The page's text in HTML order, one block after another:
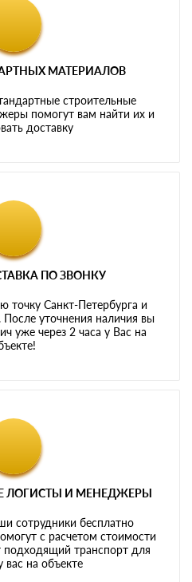
МАТЕРИАЛОВ
строительные
помогут вам найти их и
доставку
ПО ЗВОНКУ
точку Санкт-Петербурга и
уточнения наличия вы
уже через 2 часа у Вас на
ЛОГИСТЫ И МЕНЕДЖЕРЫ
сотрудники бесплатно
с расчетом стоимости
подходящий транспорт для
вас на объекте